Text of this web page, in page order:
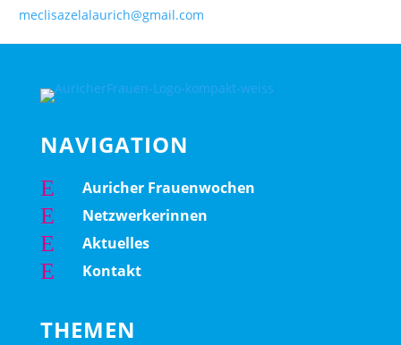
meclisazelalaurich@gmail.com
NAVIGATION
E Auricher Frauenwochen
E Netzwerkerinnen
E Aktuelles
E Kontakt
THEMEN